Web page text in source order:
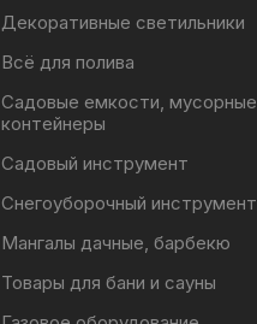
Декоративные светильники
Всё для полива
Садовые емкости, мусорные
контейнеры
Садовый инструмент
Снегоуборочный инструмент
Мангалы дачные, барбекю
Товары для бани и сауны